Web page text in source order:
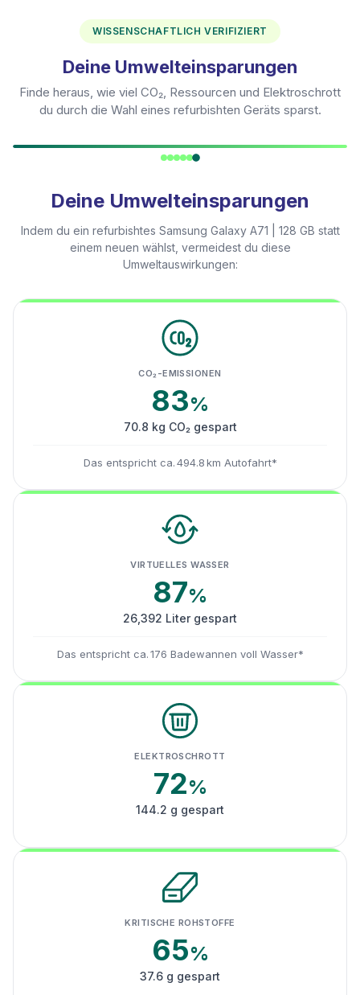
WISSENSCHAFTLICH VERIFIZIERT
Deine Umwelteinsparungen
Finde heraus, wie viel CO₂, Ressourcen und Elektroschrott
du durch die Wahl eines refurbishten Geräts sparst.
Deine Umwelteinsparungen
Indem du ein refurbishtes Samsung Galaxy A71 | 128 GB statt
einem neuen wählst, vermeidest du diese
Umweltauswirkungen:
CO₂-EMISSIONEN
83%
70.8 kg CO₂ gespart
Das entspricht ca. 494.8 km Autofahrt*
VIRTUELLES WASSER
87%
26,392 Liter gespart
Das entspricht ca. 176 Badewannen voll Wasser*
ELEKTROSCHROTT
72%
144.2 g gespart
KRITISCHE ROHSTOFFE
65%
37.6 g gespart